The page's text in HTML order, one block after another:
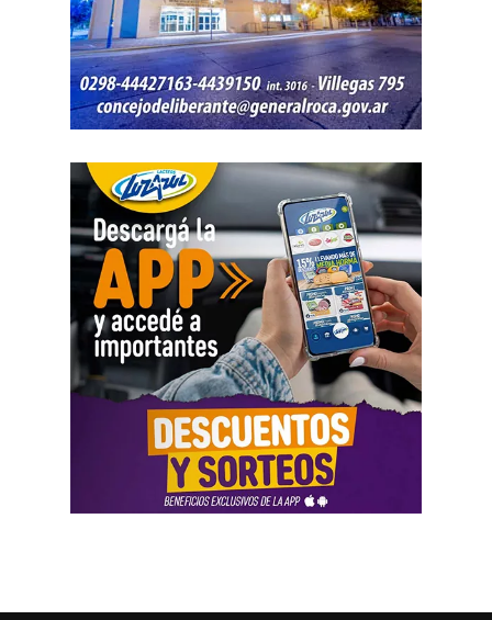
aclaró que esos datos no reflejaban necesariamente la
totalidad de los recursos, ya que existían otras
participaciones comerciales acreditadas en la causa.
El informe bancario añadió otro elemento. La cuenta
saldos durante varios meses. La sentencia tomó esos
movimientos como parte del análisis patrimonial, aunque
no los consideró suficientes para establecer por sí solos
una cifra definitiva.
Las declaraciones testimoniales completaron el cuadro.
Varias personas hablaron sobre locales gastronómicos,
viajes al exterior, vehículos y nivel de vida. Otro
testimonio mencionó la relación del progenitor con una
empresa que ocupaba un inmueble comercial.
Aun con ese conjunto de pruebas, la jueza señaló que
faltó documentación contable específica. También
sostuvo que el progenitor estaba en mejores condiciones